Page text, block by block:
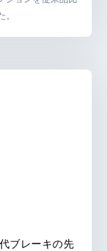
。
ブレーキの先